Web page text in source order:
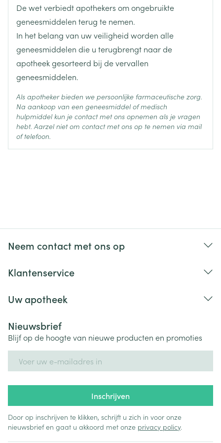
vermindering van de afscheiding langs de nieren
van de quinidine door de alkalinisatie van de urine).
Misselijkheid en braken, wat vroegtijdige tekenen
zijn van een verhoogd magnesiumgehalte in het
bloed, darmverstopping door verlamming.
Darmverstopping door verlamming: complicatie die
zich zelden voordoet bij het gebruik van
magnesiumsulfaat als tocolyticum. Er werd ook
darmverstopping gemeld bij een zuigeling na de
Zweten, uitslag.
Overdreven spierzwakte. De aanwending van
magnesiumsulfaat is dus tot op zekere hoogte
teugenaangewezen zijn bij patiënten die lijden aan
myasthenia gravis, (aandoening gekenmerkt door
een zwakte en vermoeibaarheid van de willekeurige
Op basis van een oplossing van 10 of 20 %
4 - 5 g magnesiumsulfaat in 250 ml glucose 5 % of
zoutoplossing
Eventueel gevolgd door een infuus van 1 g
magnesiumsulfaat per uur
Actieve
Ingrediënten
magnesium sulfaat
Behoud Kamertemperatuur (15°C - 25°C)
De wet verbiedt apothekers om ongebruikte
geneesmiddelen terug te nemen.
In het belang van uw veiligheid worden alle
geneesmiddelen die u terugbrengt naar de
apotheek gesorteerd bij de vervallen
geneesmiddelen.
Als apotheker bieden we persoonlijke farmaceutische zorg.
Na aankoop van een geneesmiddel of medisch
hulpmiddel kun je contact met ons opnemen als je vragen
hebt. Aarzel niet om contact met ons op te nemen via mail
of telefoon.
Neem contact met ons op
Klantenservice
Uw apotheek
Nieuwsbrief
Blijf op de hoogte van nieuwe producten en promoties
Inschrijven
Door op inschrijven te klikken, schrijft u zich in voor onze
nieuwsbrief en gaat u akkoord met onze privacy policy.